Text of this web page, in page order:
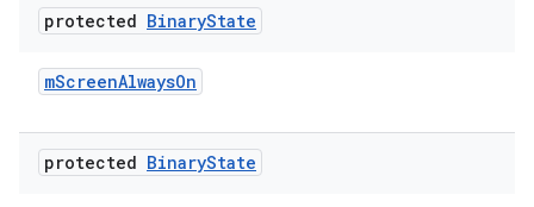
protected BinaryState
mScreenAlwaysOn
protected BinaryState